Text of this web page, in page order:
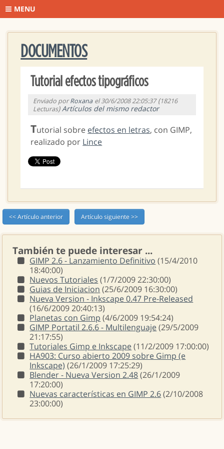
MENU
DOCUMENTOS
Tutorial efectos tipográficos
Enviado porRoxana el 30/6/2008 22:05:37(18216
Lecturas)Artículos del mismo redactor
Tutorial sobre efectos en letras, con GIMP,
realizado por Lince
<< Artículo anterior Artículo siguiente >>
También te puede interesar ...
GIMP 2.6 - Lanzamiento Definitivo (15/4/2010
18:40:00)
Nuevos Tutoriales (1/7/2009 22:30:00)
Guias de Iniciacion (25/6/2009 16:30:00)
Nueva Version - Inkscape 0.47 Pre-Released
(16/6/2009 20:40:13)
Planetas con Gimp (4/6/2009 19:54:24)
GIMP Portatil 2.6.6 - Multilenguaje(29/5/2009
21:17:55)
Tutoriales Gimp e Inkscape(11/2/2009 17:00:00)
HA903: Curso abierto 2009 sobre Gimp (e
Inkscape) (26/1/2009 17:25:29)
Blender - Nueva Version 2.48(26/1/2009
17:20:00)
Nuevas características en GIMP 2.6(2/10/2008
23:00:00)